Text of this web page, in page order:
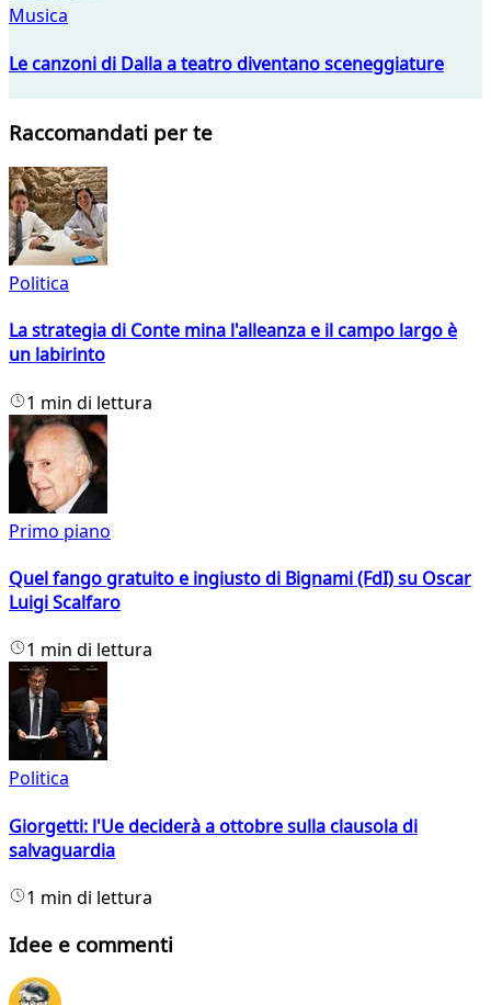
Musica
Le canzoni di Dalla a teatro diventano sceneggiature
Raccomandati per te
Politica
La strategia di Conte mina l'alleanza e il campo largo è
un labirinto
1 min di lettura
Primo piano
Quel fango gratuito e ingiusto di Bignami (FdI) su Oscar
Luigi Scalfaro
1 min di lettura
Politica
Giorgetti: l'Ue deciderà a ottobre sulla clausola di
salvaguardia
1 min di lettura
Idee e commenti